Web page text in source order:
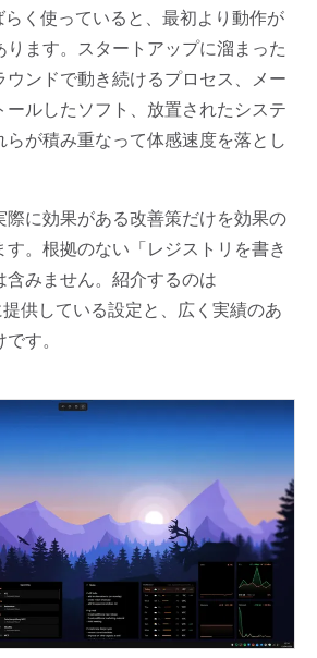
く使っていると、最初より動作が
ます。スタートアップに溜まった
ウンドで動き続けるプロセス、メー
ールしたソフト、放置されたシステ
が積み重なって体感速度を落とし
際に効果がある改善策だけを効果の
。根拠のない「レジストリを書き
みません。紹介するのは
供している設定と、広く実績のあ
す。